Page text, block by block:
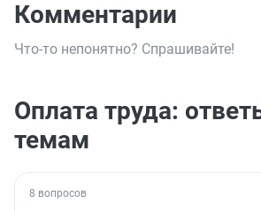
Комментарии
Что-то непонятно? Спрашивайте!
Оплата труда:
темам
8 вопросов